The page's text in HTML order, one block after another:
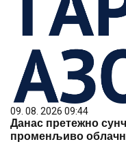
09. 08. 2026 09:44
Данас претежно
променљиво